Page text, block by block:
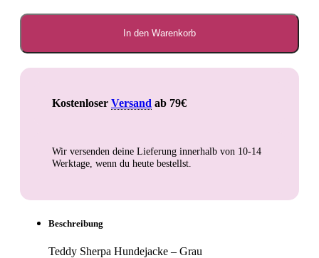
-
In den Warenkorb
Kostenloser Versand ab 79€
Wir versenden deine Lieferung innerhalb von 10-14
Werktage, wenn du heute bestellst.
Beschreibung
Teddy Sherpa Hundejacke – Grau